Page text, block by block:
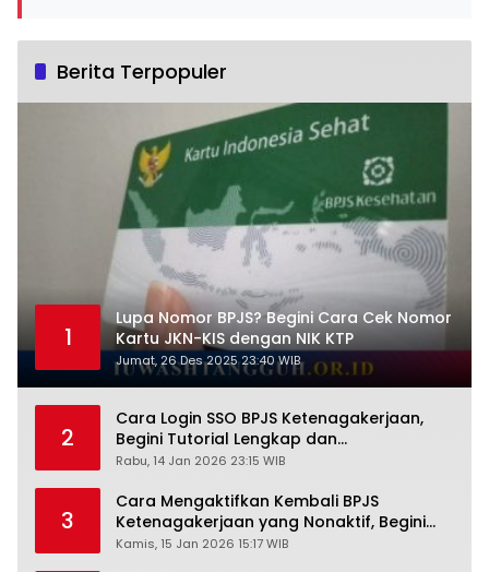
Berita Terpopuler
1
Lupa Nomor BPJS? Begini Cara Cek Nomor
Kartu JKN-KIS dengan NIK KTP
Jumat, 26 Des 2025 23:40 WIB
2
Cara Login SSO BPJS Ketenagakerjaan,
Begini Tutorial Lengkap dan
Pengertiannya
Rabu, 14 Jan 2026 23:15 WIB
3
Cara Mengaktifkan Kembali BPJS
Ketenagakerjaan yang Nonaktif, Begini
Panduan Lengkapnya
Kamis, 15 Jan 2026 15:17 WIB